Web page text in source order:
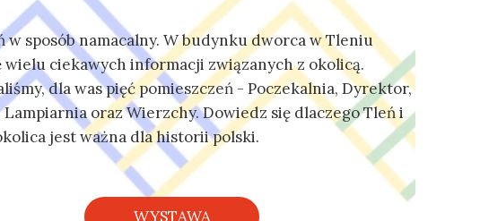
w sposób namacalny. W budynku dworca w Tleniu
wielu ciekawych informacji związanych z okolicą.
dla was pięć pomieszczeń - Poczekalnia, Dyrektor,
Lampiarnia oraz Wierzchy. Dowiedz się dlaczego Tleń i
jest ważna dla historii polski.
WYSTAWA